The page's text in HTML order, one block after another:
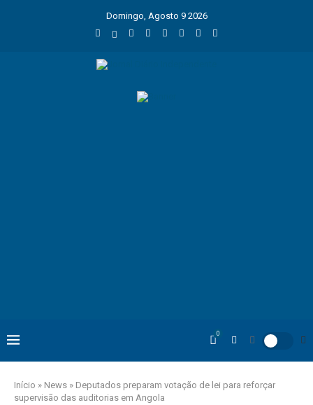
Domingo, Agosto 9 2026
0
Início » News » Deputados preparam votação de lei para reforçar
supervisão das auditorias em Angola